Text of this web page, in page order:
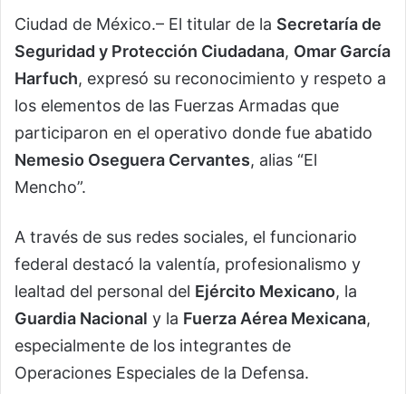
Ciudad de México.– El titular de la Secretaría de
Seguridad y Protección Ciudadana, Omar García
Harfuch, expresó su reconocimiento y respeto a
los elementos de las Fuerzas Armadas que
participaron en el operativo donde fue abatido
Nemesio Oseguera Cervantes, alias “El
Mencho”.
A través de sus redes sociales, el funcionario
federal destacó la valentía, profesionalismo y
lealtad del personal del Ejército Mexicano, la
Guardia Nacional y la Fuerza Aérea Mexicana,
especialmente de los integrantes de
Operaciones Especiales de la Defensa.